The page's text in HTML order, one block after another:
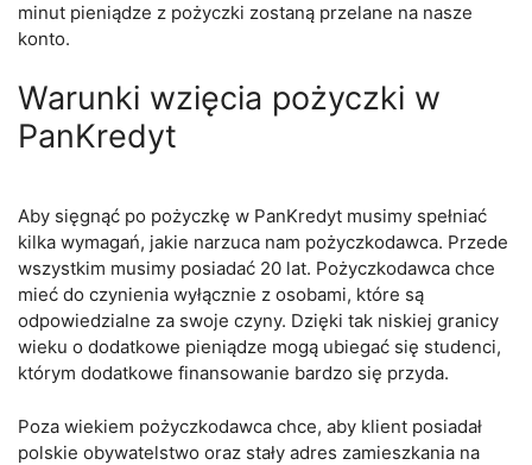
minut pieniądze z pożyczki zostaną przelane na nasze
konto.
Warunki wzięcia pożyczki w
PanKredyt
Aby sięgnąć po pożyczkę w PanKredyt musimy spełniać
kilka wymagań, jakie narzuca nam pożyczkodawca. Przede
wszystkim musimy posiadać 20 lat. Pożyczkodawca chce
mieć do czynienia wyłącznie z osobami, które są
odpowiedzialne za swoje czyny. Dzięki tak niskiej granicy
wieku o dodatkowe pieniądze mogą ubiegać się studenci,
którym dodatkowe finansowanie bardzo się przyda.
Poza wiekiem pożyczkodawca chce, aby klient posiadał
polskie obywatelstwo oraz stały adres zamieszkania na